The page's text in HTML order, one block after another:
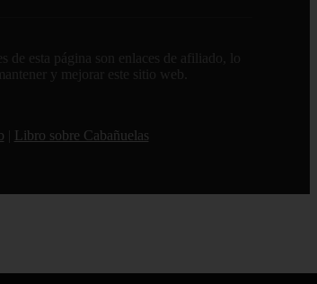
de esta página son enlaces de afiliado, lo
y mejorar este sitio web.
Libro sobre Cabañuelas